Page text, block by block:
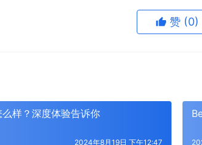
赞 (0)
样？深度体验告诉你
2024年8月19日 下午12:47